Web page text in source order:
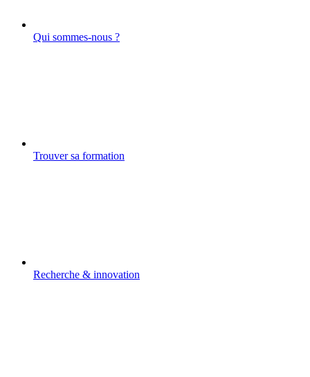
Qui sommes-nous ?
Trouver sa formation
Recherche & innovation